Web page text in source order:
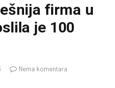
firma u
je 100
Nema komentara